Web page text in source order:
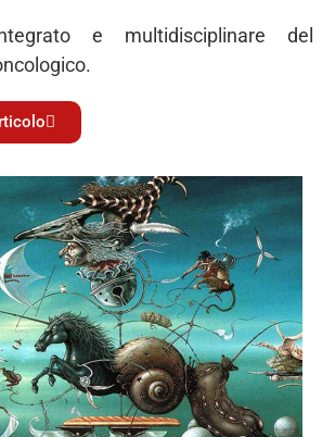
e multidisciplinare del